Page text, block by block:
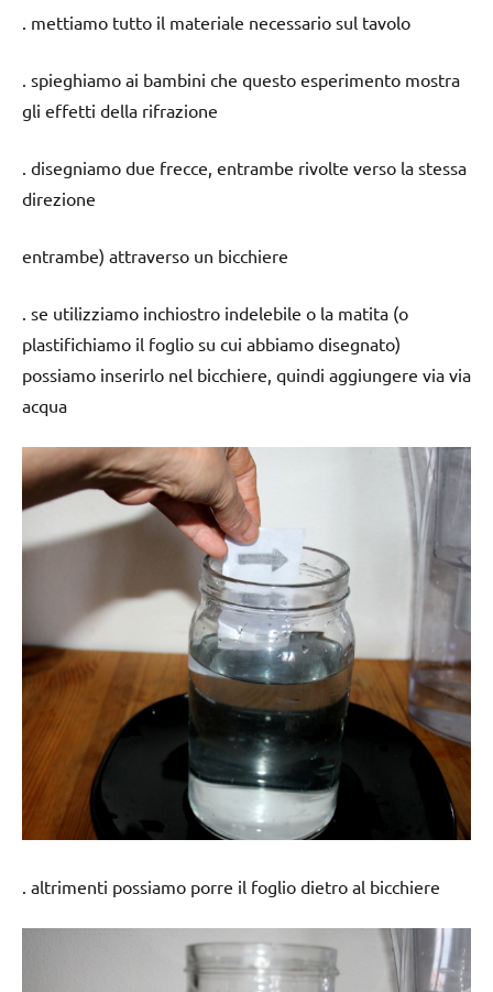
. mettiamo tutto il materiale necessario sul tavolo
. spieghiamo ai bambini che questo esperimento mostra
gli effetti della rifrazione
. disegniamo due frecce, entrambe rivolte verso la stessa
direzione
entrambe) attraverso un bicchiere
. se utilizziamo inchiostro indelebile o la matita (o
plastifichiamo il foglio su cui abbiamo disegnato)
possiamo inserirlo nel bicchiere, quindi aggiungere via via
acqua
. altrimenti possiamo porre il foglio dietro al bicchiere